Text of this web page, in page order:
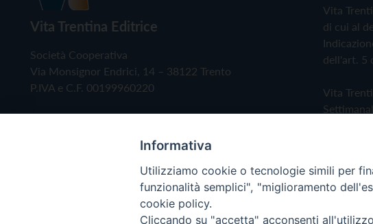
Vita Trentina Editrice
Società Cooperativa
Via Monsignor Endrici, 14 – 38122 Trento
P.IVA e C.F. 00199960220
Vita
di cui al
dell'art. 5
Vita
Privacy
Informativa
Utilizziamo cookie o tecnologie simili per
funzionalità semplici", "miglioramento
cookie policy.
Cliccando su "accetta" acconsenti